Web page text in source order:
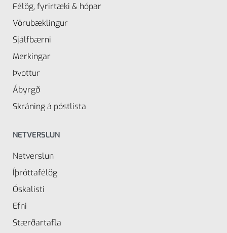
Félög, fyrirtæki & hópar
Vörubæklingur
Sjálfbærni
Merkingar
Þvottur
Ábyrgð
Skráning á póstlista
NETVERSLUN
Netverslun
Íþróttafélög
Óskalisti
Efni
Stærðartafla